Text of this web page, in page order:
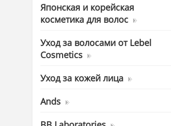
Японская и корейская
косметика для волос
Уход за волосами от Lebel
Cosmetics
Уход за кожей лица
Ands